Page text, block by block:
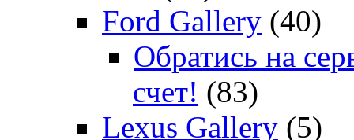
Ford Gallery (40)
Обратись на
счет! (83)
Lexus Gallery (5)